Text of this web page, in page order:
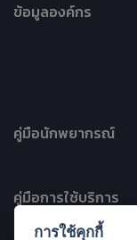
ข้อมูลองค์กร
คู่มือนักพยากรณ์
คู่มือการใช้บริการ
การใช้คุกกี้